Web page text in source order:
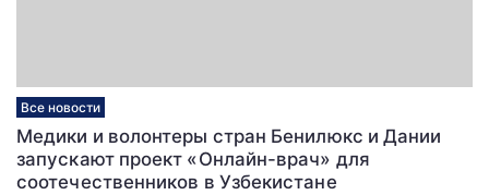
Все новости
Медики и волонтеры стран Бенилюкс и Дании
запускают проект «Онлайн-врач» для
соотечественников в Узбекистане